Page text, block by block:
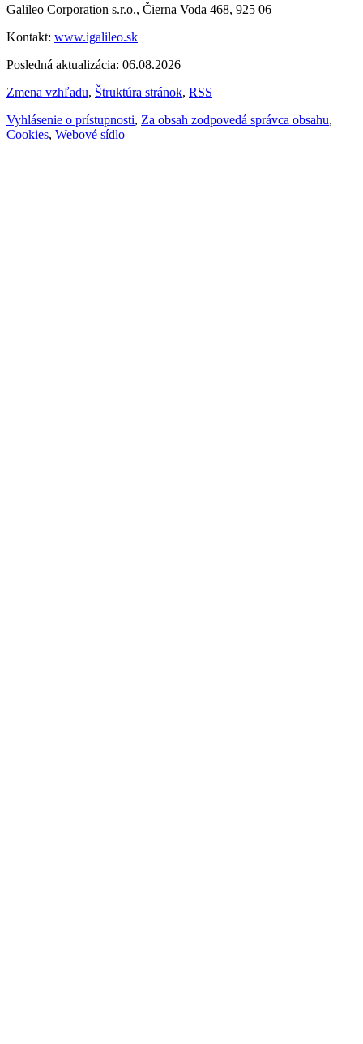
Galileo Corporation s.r.o., Čierna Voda 468, 925 06
Kontakt: www.igalileo.sk
Posledná aktualizácia: 06.08.2026
Zmena vzhľadu, Štruktúra stránok, RSS
Vyhlásenie o prístupnosti, Za obsah zodpovedá správca obsahu,
Cookies, Webové sídlo